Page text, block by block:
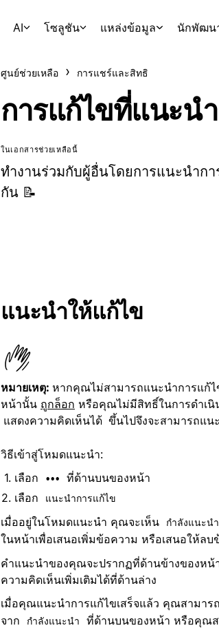
AI โซลูชัน แหล่งข้อมูล นักพัฒน
ศูนย์ช่วยเหลือ การแชร์และสิทธิ
การแก้ไขที่แนะนำ
ในเอกสารช่วยเหลือนี้
ทำงานร่วมกับผู้อื่นโดยการแนะนำก
กัน 📝
แนะนำให้แก้ไข
หมายเหตุ: หากคุณไม่สามารถแนะนำการแก้ไ
หน้านั้น ถูกล็อก หรือคุณไม่มีสิทธิ์ในการดำเนิ
แสดงความคิดเห็นได้ ขึ้นไปจึงจะสามารถแน
วิธีเข้าสู่โหมดแนะนำ:
เลือก
•••
ที่ด้านบนของหน้า
เลือก
แนะนำการแก้ไข
เมื่ออยู่ในโหมดแนะนำ คุณจะเห็น กำลังแนะนำ
ในหน้าเพื่อเสนอเพิ่มข้อความ หรือเสนอให้ลบ
คำแนะนำของคุณจะปรากฏที่ด้านข้างของห
ความคิดเห็นเพิ่มเติมได้ที่ด้านล่าง
เมื่อคุณแนะนำการแก้ไขเสร็จแล้ว คุณสามาร
จาก
กำลังแนะนำ ที่ด้านบนของหน้า หรือคุณส